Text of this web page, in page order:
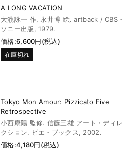
A LONG VACATION
大瀧詠一 作, 永井博 絵. artback / CBS・
ソニー出版, 1979.
価格:6,600円(税込)
在庫切れ
Tokyo Mon Amour: Pizzicato Five
Retrospective
小西康陽 監修. 信藤三雄 アート・ディレ
クション. ピエ・ブックス, 2002.
価格:4,180円(税込)